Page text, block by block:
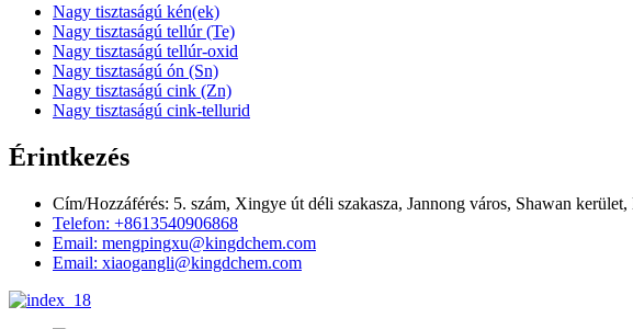
Nagy tisztaságú kén(ek)
Nagy tisztaságú tellúr (Te)
Nagy tisztaságú tellúr-oxid
Nagy tisztaságú ón (Sn)
Nagy tisztaságú cink (Zn)
Nagy tisztaságú cink-tellurid
Érintkezés
Cím/Hozzáférés: 5. szám, Xingye út déli szakasza, Jannong város, Shawan
Telefon: +8613540906868
Email: mengpingxu@kingdchem.com
Email: xiaogangli@kingdchem.com